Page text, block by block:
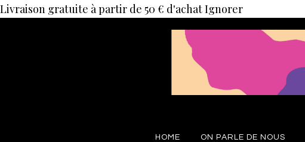
Livraison gratuite à partir de 50 € d'achatIgnorer
HOME ON PARLE DE NOUS